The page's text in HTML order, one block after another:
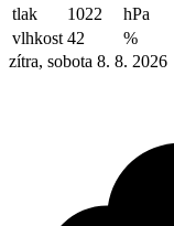
tlak
1022
hPa
vlhkost 42
%
zítra, sobota 8. 8. 2026